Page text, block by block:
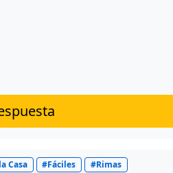
Casa #Fáciles #Rimas